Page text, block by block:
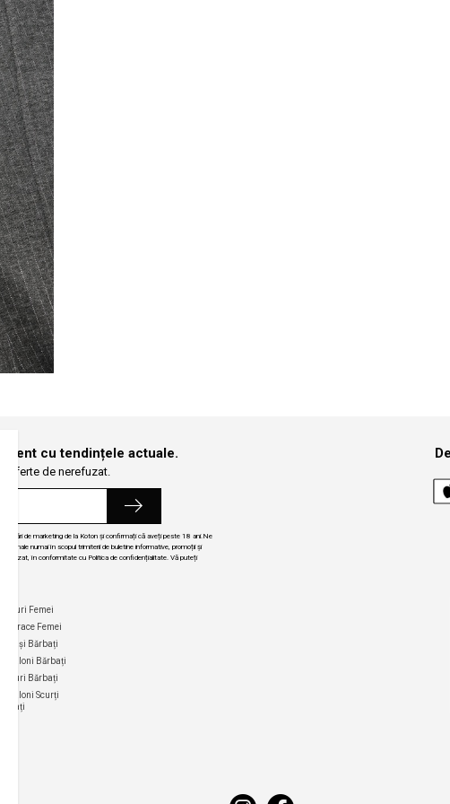
cu tendințele actuale.
oferte de nerefuzat.
de marketing de la Koton și confirmați că aveți peste 18 ani.Ne
numai în scopul trimiterii de buletine informative, promoții și
în conformitate cu Politica de confidențialitate. Vă puteți
Maiouri Femei
Hanorace Femei
Cămași Bărbați
Pantaloni Bărbați
Tricouri Bărbați
Pantaloni Scurți
Bărbați